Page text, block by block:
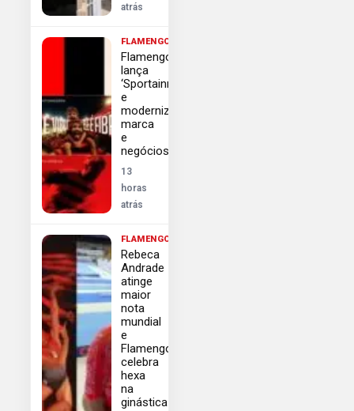
atrás
FLAMENGO
Flamengo
lança
‘Sportainment’
e
moderniza
marca
e
negócios
13
horas
atrás
FLAMENGO
Rebeca
Andrade
atinge
maior
nota
mundial
e
Flamengo
celebra
hexa
na
ginástica